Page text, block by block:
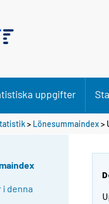
uppgifter
> Lönesummaindex>
i denna